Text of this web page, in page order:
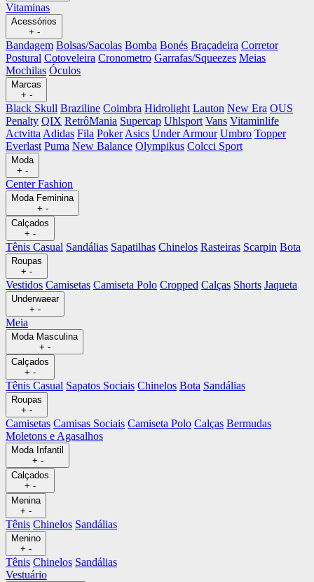
Vitaminas
Acessórios
+ -
Bandagem Bolsas/Sacolas Bomba Bonés Braçadeira Corretor
Postural Cotoveleira Cronometro Garrafas/Squeezes Meias
Mochilas Óculos
Marcas
+ -
Black Skull Braziline Coimbra Hidrolight Lauton New Era OUS
Penalty QIX RetrôMania Supercap Uhlsport Vans Vitaminlife
Actvitta Adidas Fila Poker Asics Under Armour Umbro Topper
Everlast Puma New Balance Olympikus Colcci Sport
Moda
+ -
Center Fashion
Moda Feminina
+ -
Calçados
+ -
Tênis Casual Sandálias Sapatilhas Chinelos Rasteiras Scarpin Bota
Roupas
+ -
Vestidos Camisetas Camiseta Polo Cropped Calças Shorts Jaqueta
Underwaear
+ -
Meia
Moda Masculina
+ -
Calçados
+ -
Tênis Casual Sapatos Sociais Chinelos Bota Sandálias
Roupas
+ -
Camisetas Camisas Sociais Camiseta Polo Calças Bermudas
Moletons e Agasalhos
Moda Infantil
+ -
Calçados
+ -
Menina
+ -
Tênis Chinelos Sandálias
Menino
+ -
Tênis Chinelos Sandálias
Vestuário